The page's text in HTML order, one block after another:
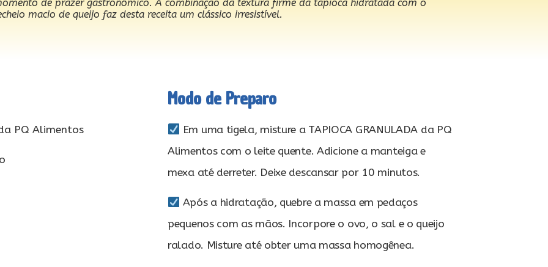
de prazer gastronômico. A combinação da textura firme da tapioca hidratada com o
macio de queijo faz desta receita um clássico irresistível.
PQ Alimentos
Modo de Preparo
Em uma tigela, misture a TAPIOCA GRANULADA da PQ
Alimentos com o leite quente. Adicione a manteiga e
mexa até derreter. Deixe descansar por 10 minutos.
Após a hidratação, quebre a massa em pedaços
pequenos com as mãos. Incorpore o ovo, o sal e o queijo
ralado. Misture até obter uma massa homogênea.